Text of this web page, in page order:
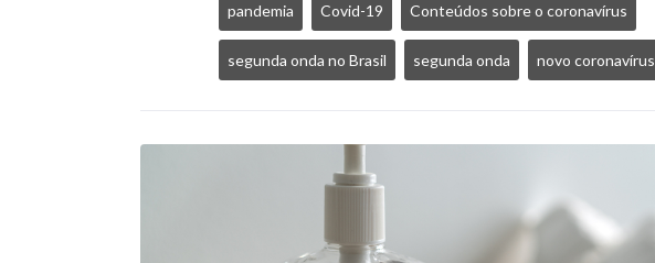
pandemia Covid-19 Conteúdos sobre o coronavírus
segunda onda no Brasil segunda onda novo coronavírus